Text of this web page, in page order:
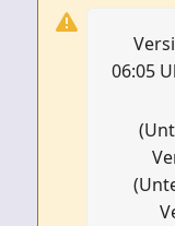
06:05